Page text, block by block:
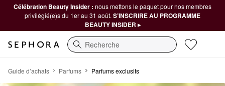
Célébration Beauty Insider : nous mettons le paquet pour nos membres
privilégié(e)s du 1er au 31 août. S’INSCRIRE AU PROGRAMME
BEAUTY INSIDER ▸
Recherche
Guide d’achats Parfums Parfums exclusifs